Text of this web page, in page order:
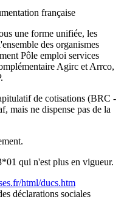
française
une forme unifiée, les
des organismes
Pôle emploi services
Agirc et Arrco,
de cotisations (BRC -
mais ne dispense pas de la
qui n'est plus en vigueur.
html/ducs.htm
déclarations sociales